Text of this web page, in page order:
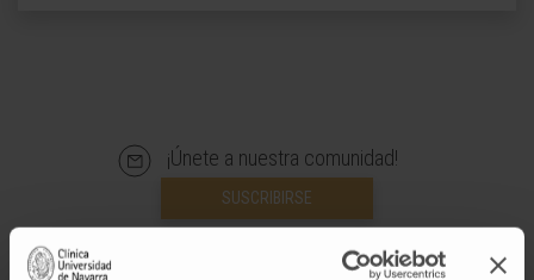
¡Únete a nuestra comunidad!
SUSCRIBIRSE